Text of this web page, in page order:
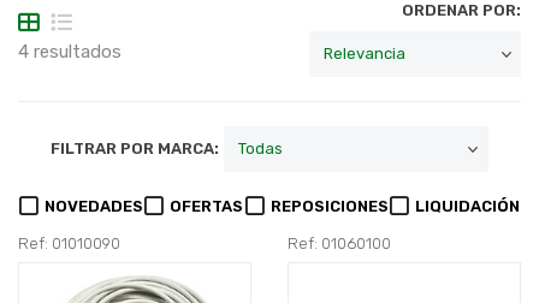
4 resultados
ORDENAR POR:
FILTRAR POR MARCA:
NOVEDADES OFERTAS REPOSICIONES LIQUIDACIÓN
Ref: 01010090 Ref: 01060100